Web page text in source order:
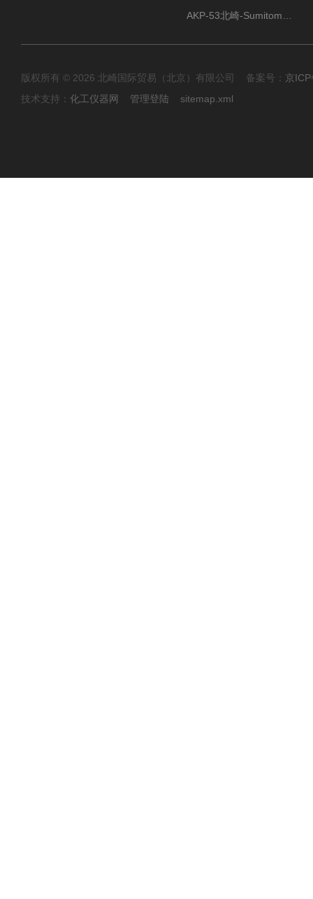
版权所有 © 2026 北崎国际贸易（北京）有限公司 备案号： 京
技术支持： 化工仪器网 管理登陆 sitemap.xml